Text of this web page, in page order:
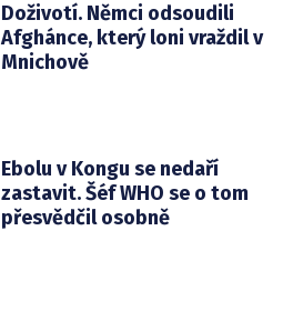
Doživotí. Němci odsoudili
Afghánce, který loni vraždil v
Mnichově
Ebolu v Kongu se nedaří
zastavit. Šéf WHO se o tom
přesvědčil osobně